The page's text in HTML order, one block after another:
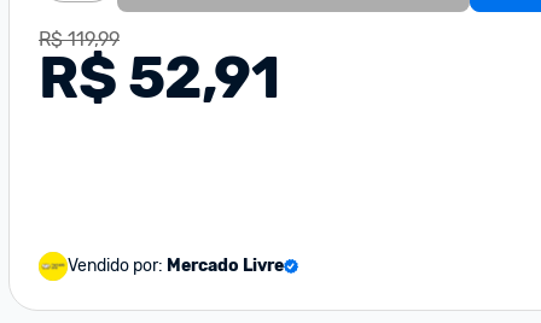
R$ 119,99
R$ 52,91
Vendido por: Mercado Livre